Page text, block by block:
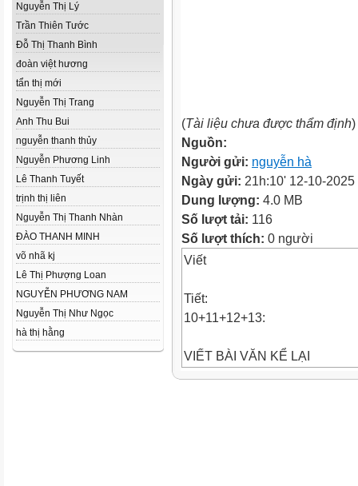
Nguyễn Thị Lý
Trần Thiên Tước
Đỗ Thị Thanh Bình
đoàn việt hương
tẩn thị mới
Nguyễn Thị Trang
Anh Thu Bui
nguyễn thanh thủy
Nguyễn Phương Linh
Lê Thanh Tuyết
trịnh thị liên
Nguyễn Thị Thanh Nhàn
ĐÀO THANH MINH
võ nhã kj
Lê Thị Phượng Loan
NGUYỄN PHƯƠNG NAM
Nguyễn Thị Như Ngọc
hà thị hằng
(Tài liệu chưa được thẩm định)
Nguồn:
Người gửi: nguyễn hà
Ngày gửi: 21h:10' 12-10-2025
Dung lượng: 4.0 MB
Số lượt tải: 116
Số lượt thích: 0 người
Viết
Tiết:
10+11+12+13:
VIẾT BÀI VĂN KỂ LẠI